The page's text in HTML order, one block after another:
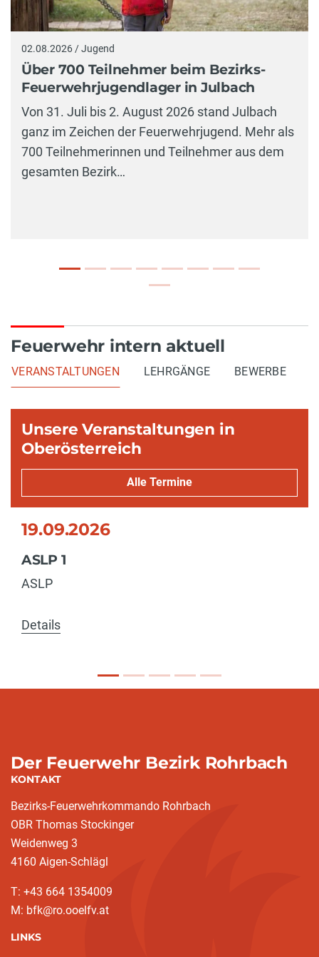
02.08.2026 / Jugend
Über 700 Teilnehmer beim Bezirks-
Feuerwehrjugendlager in Julbach
Von 31. Juli bis 2. August 2026 stand Julbach
ganz im Zeichen der Feuerwehrjugend. Mehr als
700 Teilnehmerinnen und Teilnehmer aus dem
gesamten Bezirk…
Feuerwehr intern aktuell
VERANSTALTUNGEN LEHRGÄNGE BEWERBE
Unsere Veranstaltungen in
Oberösterreich
Alle Termine
19.09.2026
ASLP 1
ASLP
Details
Der Feuerwehr Bezirk Rohrbach
KONTAKT
Bezirks-Feuerwehrkommando Rohrbach
OBR Thomas Stockinger
Weidenweg 3
4160 Aigen-Schlägl
T: +43 664 1354009
M: bfk@ro.ooelfv.at
LINKS